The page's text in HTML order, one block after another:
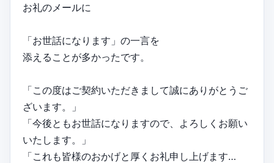
お礼のメールに
「お世話になります」の一言を
添えることが多かったです。
「この度はご契約いただきまして誠にありがとうご
ざいます。」
「今後ともお世話になりますので、よろしくお願い
いたします。」
「これも皆様のおかげと厚くお礼申し上げます…